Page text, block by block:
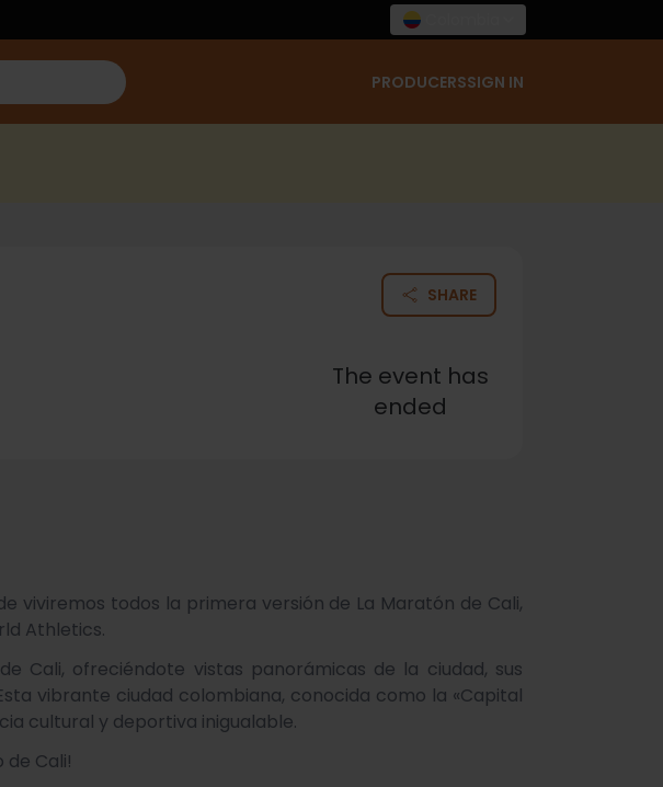
PRODUCERSSIGN IN
SHARE
The event has
ended
viviremos todos la primera versión de La Maratón de Cali,
Athletics.
Cali, ofreciéndote vistas panorámicas de la ciudad, sus
vibrante ciudad colombiana, conocida como la «Capital
cultural y deportiva inigualable.
Cali!